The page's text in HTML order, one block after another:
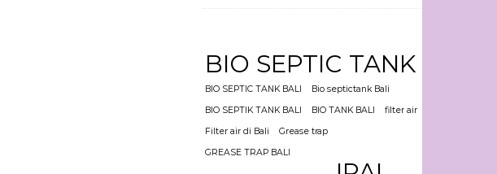
BIO SEPTIC TANK
BIO SEPTIC TANK BALI
Bio septictank Bali
BIO SEPTIK TANK BALI
BIO TANK BALI
filter air
Filter air di Bali
Grease trap
GREASE TRAP BALI